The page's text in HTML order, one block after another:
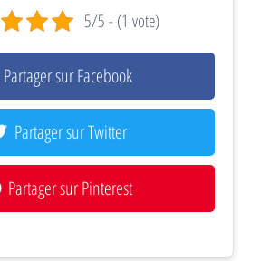
5/5 - (1 vote)
Partager sur Facebook
Partager sur Twitter
Partager sur Pinterest